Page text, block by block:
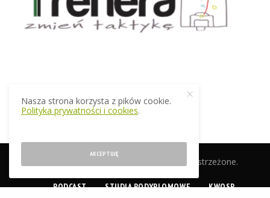
© 2019 EkstraTrener.pl. Wszelkie prawa zastrzeżone.
PODCAST STUDIA PODYPLOMOWE KWOSP
Nasza strona korzysta z pików cookie.
Polityka prywatności i cookies.
AKCEPTUJĘ